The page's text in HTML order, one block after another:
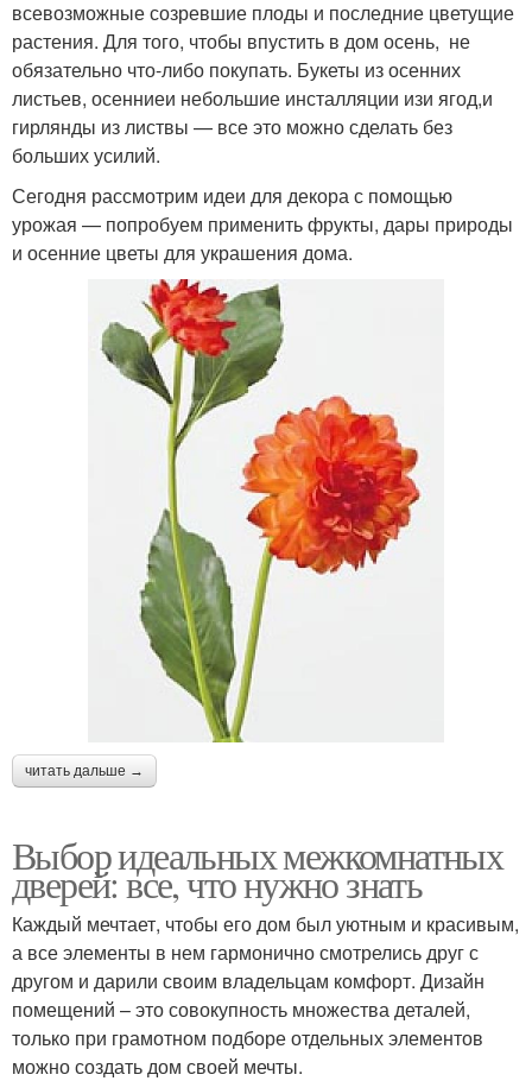
всевозможные созревшие плоды и последние цветущие
растения. Для того, чтобы впустить в дом осень, не
обязательно что-либо покупать. Букеты из осенних
листьев, осенниеи небольшие инсталляции изи ягод,и
гирлянды из листвы — все это можно сделать без
больших усилий.
Сегодня рассмотрим идеи для декора с помощью
урожая — попробуем применить фрукты, дары природы
и осенние цветы для украшения дома.
читать дальше →
Выбор идеальных межкомнатных
дверей: все, что нужно знать
Каждый мечтает, чтобы его дом был уютным и красивым,
а все элементы в нем гармонично смотрелись друг с
другом и дарили своим владельцам комфорт. Дизайн
помещений – это совокупность множества деталей,
только при грамотном подборе отдельных элементов
можно создать дом своей мечты.